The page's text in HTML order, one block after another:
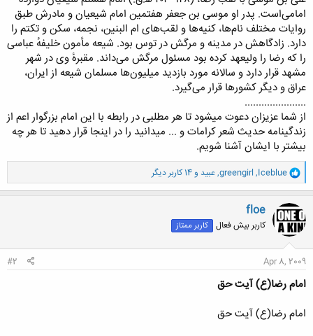
امامی‌است. پدر او موسی بن جعفر هفتمین امام شیعیان و مادرش طبق
روایات مختلف نام‌ها، کنیه‌ها و لقب‌های ام البنین، نجمه، سکن و تکتم را
دارد. زادگاهش در مدینه و مرگش در توس بود. شیعه مأمون خلیفهٔ عباسی
را که رضا را ولیعهد کرده بود مسئول مرگش می‌داند. مقبرهٔ وی در شهر
مشهد قرار دارد و سالانه مورد بازدید میلیون‌ها مسلمان شیعه از ایران،
عراق و دیگر کشورها قرار می‌گیرد.
......................
از شما عزیزان دعوت میشود تا هر مطلبی در رابطه با این امام بزرگوار اعم از
زندگینامه حدیث شعر کرامات و ... میدانید را در اینجا قرار دهید تا هر چه
بیشتر با ایشان آشنا شویم.​
و
ا
ک
ن
ش
ه
ا
Iceblue
,
greengirl
,عبید و 14 کاربر دیگر
floe
کاربر بیش فعال کاربر ممتاز
Apr 8, 2009
#2
امام رضا(ع) آیت حق
امام رضا(ع) آیت حق